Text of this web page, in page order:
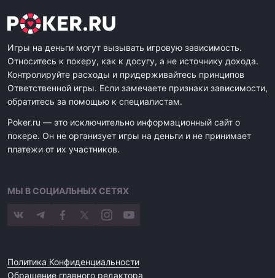
Игры на деньги могут вызывать игровую зависимость.
Относитесь к покеру, как к досугу, а не источнику дохода.
Контролируйте расходы и придерживайтесь принципов
Ответственной игры. Если замечаете признаки зависимости,
обратитесь за помощью к специалистам.
Poker.ru — это исключительно информационный сайт о
покере. Он не организует игры на деньги и не принимает
платежи от их участников.
МЫ В СОЦИАЛЬНЫХ СЕТЯХ
Политика Конфиденциальности
Обращение главного редактора